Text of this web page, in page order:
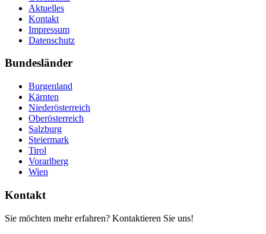
Aktuelles
Kontakt
Impressum
Datenschutz
Bundesländer
Burgenland
Kärnten
Niederösterreich
Oberösterreich
Salzburg
Steiermark
Tirol
Vorarlberg
Wien
Kontakt
Sie möchten mehr erfahren? Kontaktieren Sie uns!